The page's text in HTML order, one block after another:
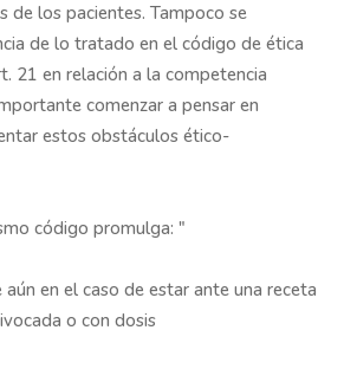
de los pacientes. Tampoco se
de lo tratado en el código de ética
21 en relación a la competencia
comenzar a pensar en
estos obstáculos ético-
código promulga: "
en el caso de estar ante una receta
o con dosis